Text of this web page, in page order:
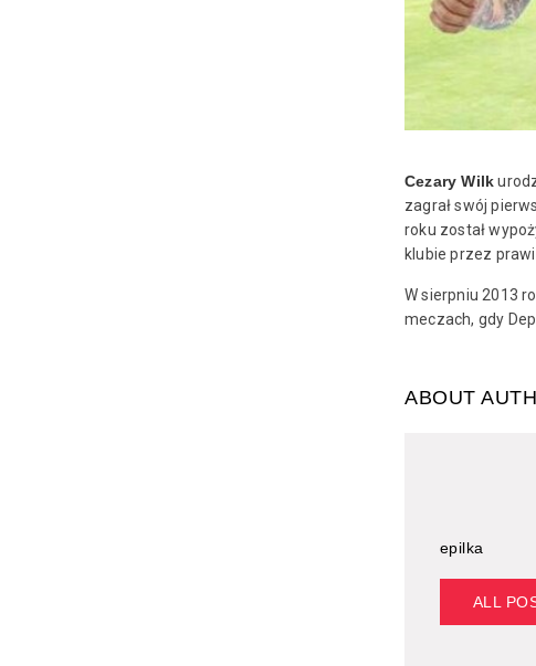
Cezary Wilk
zagrał swój
roku został
klubie przez
W sierpniu 2013
meczach, gdy
ABOUT
epilka
ALL